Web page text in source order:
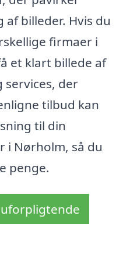
billeder. Hvis du
firmaer i
et klart billede af
services, der
tilbud kan
til din
i Nørholm, så du
penge.